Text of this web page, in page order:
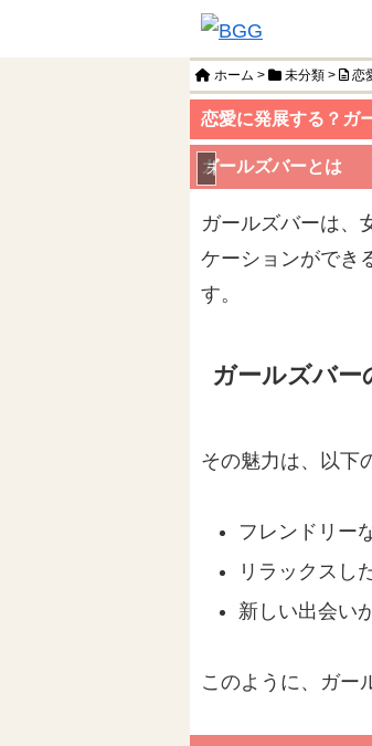
ホーム > 未分類 > 恋
恋愛に発展する？ガ
未分類
ガールズバーとは
ガールズバーは、
ケーションができ
す。
ガールズバー
その魅力は、以下
フレンドリー
リラックスし
新しい出会い
このように、ガー